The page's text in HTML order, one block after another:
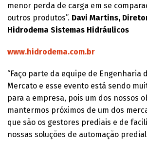
menor perda de carga em se
outros produtos”. Davi Martins,
Hidrodema Sistemas Hidráulicos
www.hidrodema.com.br
“Faço parte da equipe de Engenharia
Mercato e esse evento está sendo
para a empresa, pois um dos nossos
mantermos próximos de um dos
que são os gestores prediais e de
nossas soluções de automação